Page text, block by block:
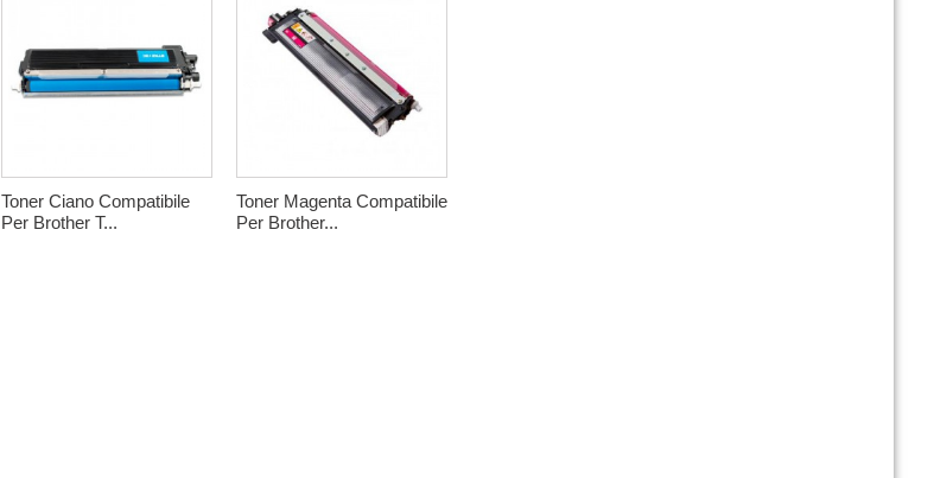
Toner Ciano Compatibile
Per Brother T...
Toner Magenta Compatibile
Per Brother...